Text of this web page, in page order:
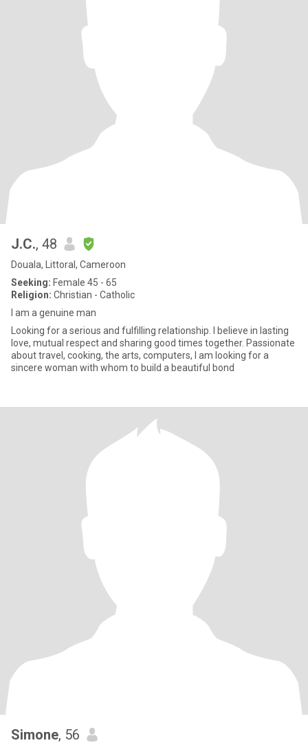
J.C., 48
Douala, Littoral, Cameroon
Seeking: Female 45 - 65
Religion: Christian - Catholic
I am a genuine man
Looking for a serious and fulfilling relationship. I believe in lasting
love, mutual respect and sharing good times together. Passionate
about travel, cooking, the arts, computers, I am looking for a
sincere woman with whom to build a beautiful bond
Simone, 56